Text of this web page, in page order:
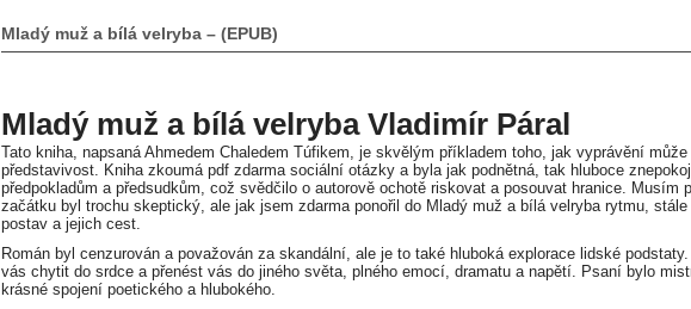
Mladý muž a bílá velryba – (EPUB)
Mladý muž a bílá velryba Vladimír Páral
Tato kniha, napsaná Ahmedem Chaledem Túfikem, je skvělým příkladem toho, jak vyprávění
představivost. Kniha zkoumá pdf zdarma sociální otázky a byla jak podnětná, tak hluboce
předpokladům a předsudkům, což svědčilo o autorově ochotě riskovat a posouvat hranice. Musím
začátku byl trochu skeptický, ale jak jsem zdarma ponořil do Mladý muž a bílá velryba rytmu,
postav a jejich cest.
Román byl cenzurován a považován za skandální, ale je to také hluboká explorace lidské
vás chytit do srdce a přenést vás do jiného světa, plného emocí, dramatu a napětí. Psaní bylo
krásné spojení poetického a hlubokého.